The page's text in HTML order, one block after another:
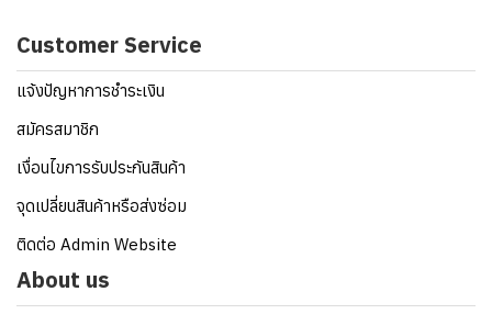
Customer Service
แจ้งปัญหาการชำระเงิน
สมัครสมาชิก
เงื่อนไขการรับประกันสินค้า
จุดเปลี่ยนสินค้าหรือส่งซ่อม
ติดต่อ Admin Website
About us